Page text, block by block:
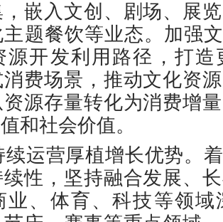
嵌入文创、剧场、展
题餐饮等业态。加强
源开发利用路径，打
费场景，推动文化资
源存量转化为消费增
和社会价值。
营厚植增长优势。着
性，坚持融合发展、
业、体育、科技等领域